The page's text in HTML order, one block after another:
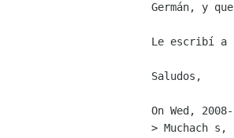
Germán, y
Le escribí a
Saludos,
On Wed,
> Muchach s,